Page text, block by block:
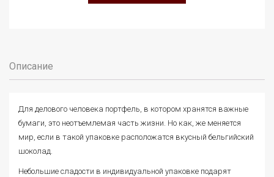
Описание
Для делового человека портфель, в котором хранятся важные
бумаги, это неотъемлемая часть жизни. Но как, же меняется
мир, если в такой упаковке расположатся вкусный бельгийский
шоколад.
Небольшие сладости в индивидуальной упаковке подарят